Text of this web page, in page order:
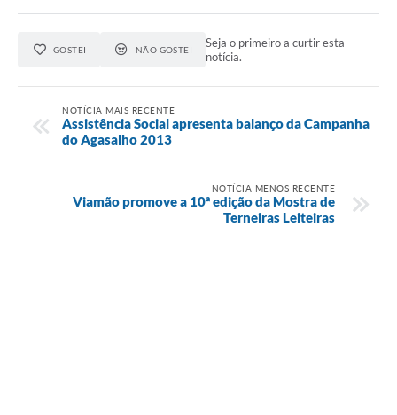
GOSTEI NÃO GOSTEI
Seja o primeiro a curtir esta
notícia.
NOTÍCIA MAIS RECENTE
Assistência Social apresenta balanço da Campanha
do Agasalho 2013
NOTÍCIA MENOS RECENTE
Viamão promove a 10ª edição da Mostra de
Terneiras Leiteiras